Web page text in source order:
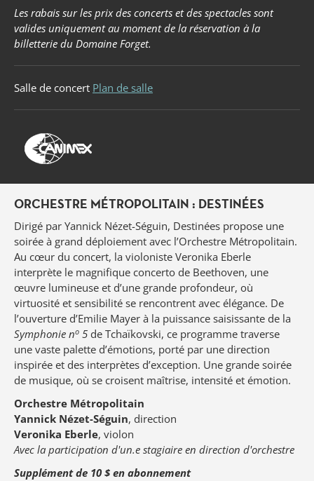
Les rabais sur les prix des concerts et des spectacles sont
valides uniquement au moment de la réservation à la
billetterie du Domaine Forget.
Salle de concert Plan de salle
ORCHESTRE MÉTROPOLITAIN : DESTINÉES
Dirigé par Yannick Nézet-Séguin, Destinées propose une
soirée à grand déploiement avec l’Orchestre Métropolitain.
Au cœur du concert, la violoniste Veronika Eberle
interprète le magnifique concerto de Beethoven, une
œuvre lumineuse et d’une grande profondeur, où
virtuosité et sensibilité se rencontrent avec élégance. De
l’ouverture d’Emilie Mayer à la puissance saisissante de la
Symphonie no 5 de Tchaïkovski, ce programme traverse
une vaste palette d’émotions, porté par une direction
inspirée et des interprètes d’exception. Une grande soirée
de musique, où se croisent maîtrise, intensité et émotion.
Orchestre Métropolitain
Yannick Nézet-Séguin, direction
Veronika Eberle, violon
Avec la participation d'un.e stagiaire en direction d'orchestre
Supplément de 10 $ en abonnement